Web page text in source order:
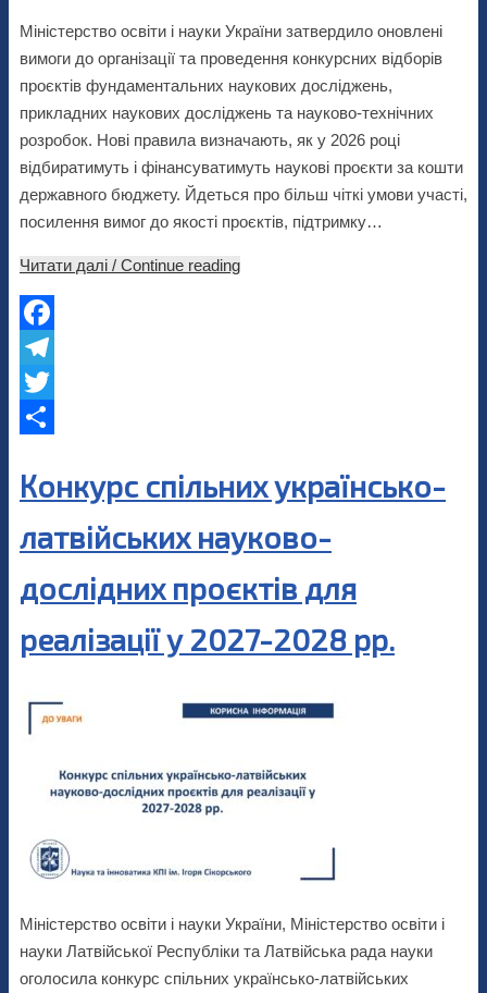
Міністерство освіти і науки України затвердило оновлені
вимоги до організації та проведення конкурсних відборів
проєктів фундаментальних наукових досліджень,
прикладних наукових досліджень та науково-технічних
розробок. Нові правила визначають, як у 2026 році
відбиратимуть і фінансуватимуть наукові проєкти за кошти
державного бюджету. Йдеться про більш чіткі умови участі,
посилення вимог до якості проєктів, підтримку…
Читати далі / Continue reading
Facebook
Telegram
Twitter
Конкурс спільних українсько-
латвійських науково-
дослідних проєктів для
реалізації у 2027-2028 рр.
Міністерство освіти і науки України, Міністерство освіти і
науки Латвійської Республіки та Латвійська рада науки
оголосила конкурс спільних українсько-латвійських